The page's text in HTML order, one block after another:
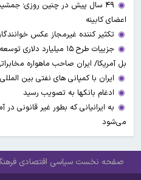
۴۹ سال پیش در چنین روزی؛
اعضای کابینه
تکثیر کننده غیرمجاز عکس
جزییات طرح ۱۵ میلیارد
بل آمریکا/ ایران صاحب ماهواره
ایران با کمپانی های نفتی بین
ادغام بانکها به تصویب رسید
به ایرانیانی که بطور غیر قانونی
می‌شود
صفحه نخست سیاسی اقتصادی